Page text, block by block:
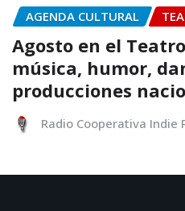
AGENDA CULTURAL
Agosto en el
música, humor,
producciones
Radio Cooperativa Indie